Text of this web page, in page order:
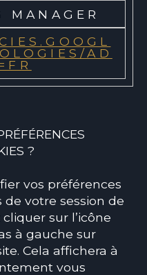
MANAGER
AD
?
vos préférences
votre session de
sur l’icône
à gauche sur
Cela affichera à
vous